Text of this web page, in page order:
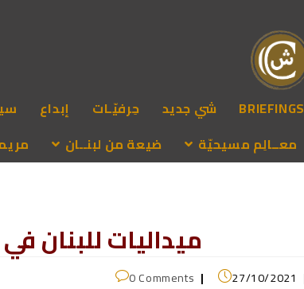
BRIEFINGS شي جديد حِرفيّـات إبداع
معــالِم مسيحيّة ضيعة من لبنــان
ميداليات للبنان
27/10/2021
0 Comments